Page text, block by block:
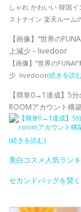
しゃれ かわいい 韓国
ストナイン 楽天ルーム
【画像】“世界の
上減少 – livedoor
【画像】“世界の
少 livedoor(続きを読
【簡単0→1達成】5
ROOMアカウント構
(続きを読む)
美白コスメ人気ラン
セカンドバッグを賢